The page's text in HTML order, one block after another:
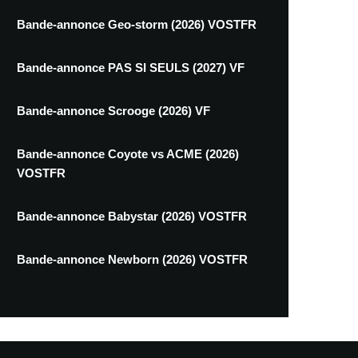
Bande-annonce Geo-storm (2026) VOSTFR
Bande-annonce PAS SI SEULS (2027) VF
Bande-annonce Scrooge (2026) VF
Bande-annonce Coyote vs ACME (2026)
VOSTFR
Bande-annonce Babystar (2026) VOSTFR
Bande-annonce Newborn (2026) VOSTFR